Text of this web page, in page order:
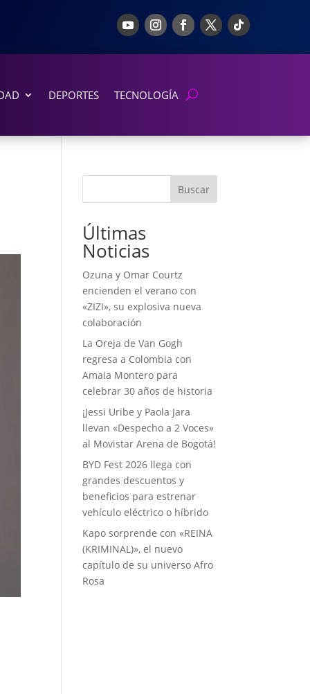
DEPORTES TECNOLOGÍA
Buscar
Últimas
Noticias
Ozuna y Omar Courtz
encienden el verano con
«ZIZI», su explosiva nueva
colaboración
La Oreja de Van Gogh
regresa a Colombia con
Amaia Montero para
celebrar 30 años de historia
¡Jessi Uribe y Paola Jara
llevan «Despecho a 2 Voces»
al Movistar Arena de Bogotá!
BYD Fest 2026 llega con
grandes descuentos y
beneficios para estrenar
vehículo eléctrico o híbrido
Kapo sorprende con «REINA
(KRIMINAL)», el nuevo
capítulo de su universo Afro
Rosa